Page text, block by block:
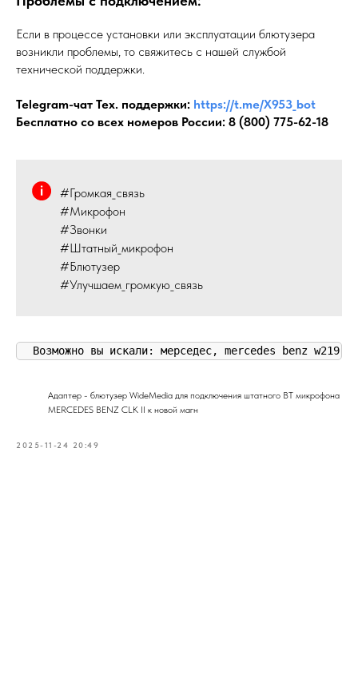
Если в процессе установки или эксплуатации блютузера
возникли проблемы, то свяжитесь с нашей службой
технической поддержки.
Telegram-чат Тех. поддержки: https://t.me/X953_bot
Бесплатно со всех номеров России: 8 (800) 775-62-18
#Громкая_связь
#Микрофон
#Звонки
#Штатный_микрофон
#Блютузер
#Улучшаем_громкую_связь
Возможно вы искали: мерседес, mercedes benz w219,
Адаптер - блютузер WideMedia для подключения штатного BT микрофона
MERCEDES BENZ CLK II к новой магн
2025-11-24 20:49